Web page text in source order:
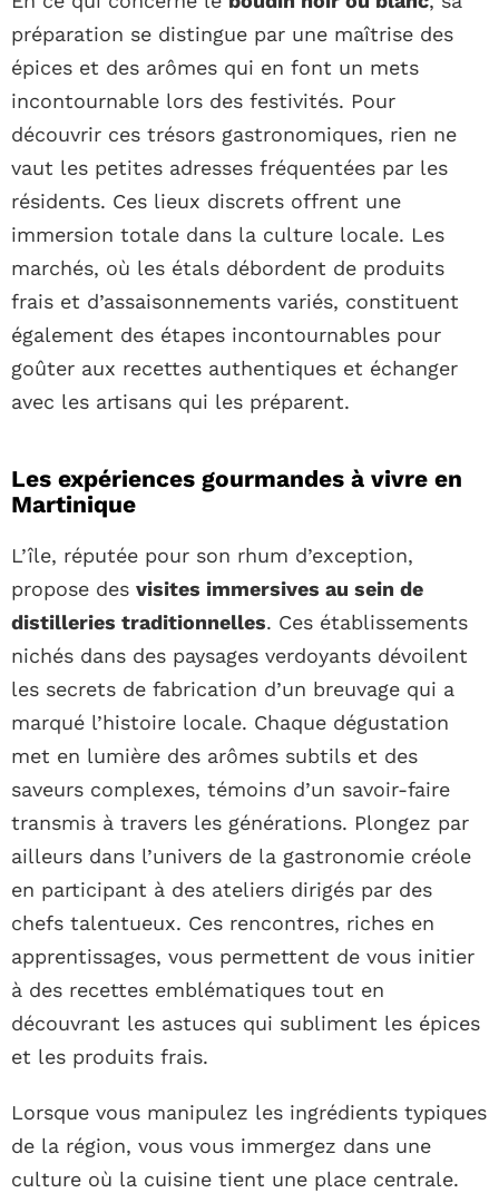
préparation se distingue par une maîtrise des
épices et des arômes qui en font un mets
incontournable lors des festivités. Pour
découvrir ces trésors gastronomiques, rien ne
vaut les petites adresses fréquentées par les
résidents. Ces lieux discrets offrent une
immersion totale dans la culture locale. Les
marchés, où les étals débordent de produits
frais et d’assaisonnements variés, constituent
également des étapes incontournables pour
goûter aux recettes authentiques et échanger
avec les artisans qui les préparent.
Les expériences gourmandes à vivre en
Martinique
L’île, réputée pour son rhum d’exception,
propose des visites immersives au sein de
distilleries traditionnelles. Ces établissements
nichés dans des paysages verdoyants dévoilent
les secrets de fabrication d’un breuvage qui a
marqué l’histoire locale. Chaque dégustation
met en lumière des arômes subtils et des
saveurs complexes, témoins d’un savoir-faire
transmis à travers les générations. Plongez par
ailleurs dans l’univers de la gastronomie créole
en participant à des ateliers dirigés par des
chefs talentueux. Ces rencontres, riches en
apprentissages, vous permettent de vous initier
à des recettes emblématiques tout en
découvrant les astuces qui subliment les épices
et les produits frais.
Lorsque vous manipulez les ingrédients typiques
de la région, vous vous immergez dans une
culture où la cuisine tient une place centrale.